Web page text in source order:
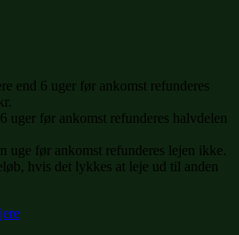
end 6 uger før ankomst refunderes
uger før ankomst refunderes halvdelen
uge før ankomst refunderes lejen ikke.
hvis det lykkes at leje ud til anden